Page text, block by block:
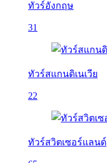
ทัวร์อังกฤษ
31
ทัวร์สแกนดิเนเวีย
22
ทัวร์สวิตเซอร์แลนด์